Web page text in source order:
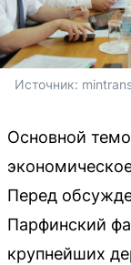
Источник:
Основной
Перед
Парфинский
крупнейших